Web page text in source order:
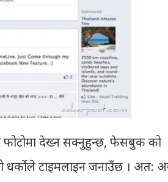
देख्न सक्नुहुन्छ, फेसबुक को
धर्कोले टाइमलाइन जनाउँछ । अत: